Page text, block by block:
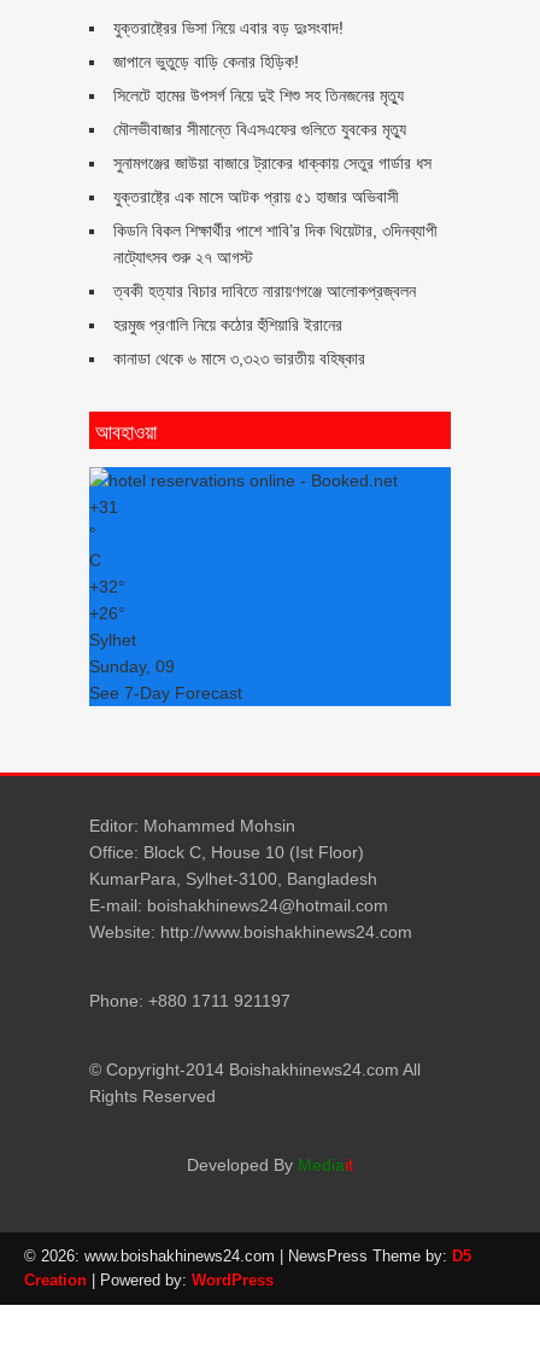
যুক্তরাষ্ট্রের ভিসা নিয়ে এবার বড় দুঃসংবাদ!
জাপানে ভুতুড়ে বাড়ি কেনার হিড়িক!
সিলেটে হামের উপসর্গ নিয়ে দুই শিশু সহ তিনজনের মৃত্যু
মৌলভীবাজার সীমান্তে বিএসএফের গুলিতে যুবকের ‍মৃত্যু
সুনামগঞ্জের জাউয়া বাজারে ট্রাকের ধাক্কায় সেতুর গার্ডার ধস
যুক্তরাষ্ট্রে এক মাসে আটক প্রায় ৫১ হাজার অভিবাসী
কিডনি বিকল শিক্ষার্থীর পাশে শাবি’র দিক থিয়েটার, ৩দিনব্যাপী
নাট্যোৎসব শুরু ২৭ আগস্ট
ত্বকী হত্যার বিচার দাবিতে নারায়ণগঞ্জে আলোকপ্রজ্বলন
হরমুজ প্রণালি নিয়ে কঠোর হুঁশিয়ারি ইরানের
কানাডা থেকে ৬ মাসে ৩,৩২৩ ভারতীয় বহিষ্কার
আবহাওয়া
+31
°
C
+32°
+26°
Sylhet
Sunday, 09
See 7-Day Forecast
Editor: Mohammed Mohsin
Office: Block C, House 10 (Ist Floor)
KumarPara, Sylhet-3100, Bangladesh
E-mail: boishakhinews24@hotmail.com
Website: http://www.boishakhinews24.com
Phone: +880 1711 921197
© Copyright-2014 Boishakhinews24.com All
Rights Reserved
Developed By Mediait
© 2026: www.boishakhinews24.com | NewsPress Theme by: D5
Creation | Powered by: WordPress